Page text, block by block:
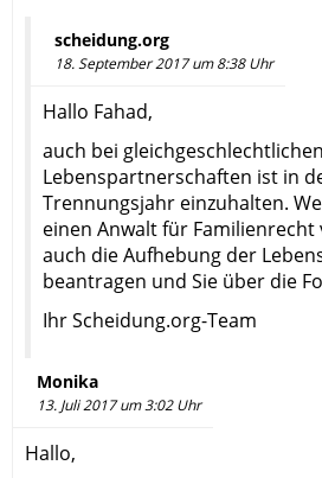
scheidung.org
18. September 2017 um 8:38 Uhr
Hallo Fahad,
auch bei
Lebenspartnerschaften ist in
Trennungsjahr einzuhalten.
einen Anwalt für
auch die Aufhebung der
beantragen und Sie über die
Ihr Scheidung.org-Team
Monika
13. Juli 2017 um 3:02 Uhr
Hallo,